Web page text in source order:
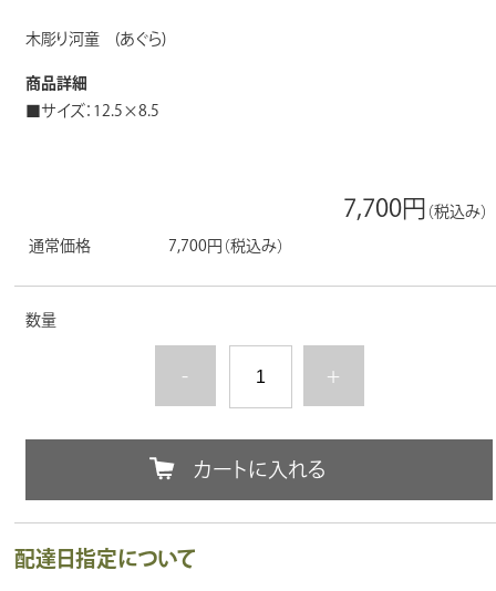
木彫り河童 (あぐら)
商品詳細
■サイズ：12.5×8.5
7,700円 （税込み）
通常価格 7,700円 （税込み）
数量
- +
カートに入れる
配達日指定について